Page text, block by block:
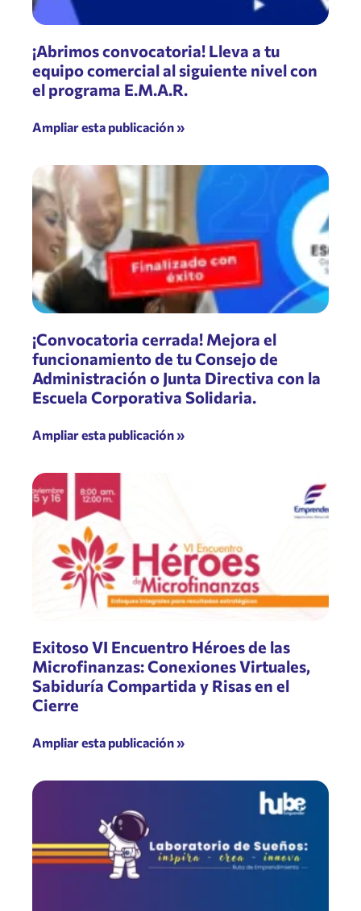
¡Abrimos convocatoria! Lleva a tu
equipo comercial al siguiente nivel con
el programa E.M.A.R.
Ampliar esta publicación »
¡Convocatoria cerrada! Mejora el
funcionamiento de tu Consejo de
Administración o Junta Directiva con la
Escuela Corporativa Solidaria.
Ampliar esta publicación »
Exitoso VI Encuentro Héroes de las
Microfinanzas: Conexiones Virtuales,
Sabiduría Compartida y Risas en el
Cierre
Ampliar esta publicación »